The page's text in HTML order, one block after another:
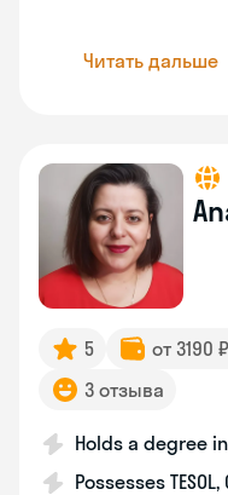
Читать дальше
5 от 3190
3 отзыва
Holds a degree
Possesses TESOL,